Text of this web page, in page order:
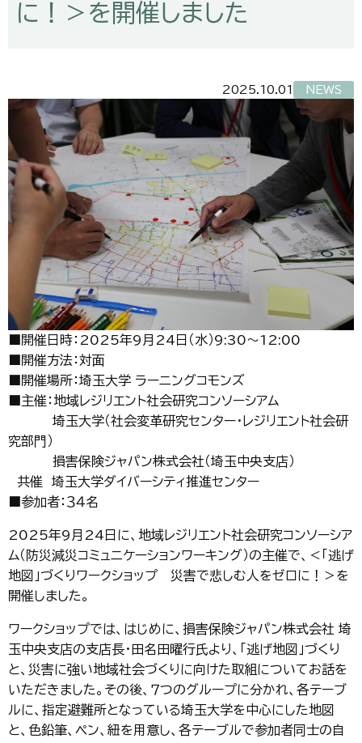
に！＞を開催しました
2025.10.01 NEWS
■開催日時：2025年9月24日（水）9:30～12:00
■開催方法：対面
■開催場所：埼玉大学 ラーニングコモンズ
■主催：地域レジリエント社会研究コンソーシアム
埼玉大学（社会変革研究センター・レジリエント社会研
究部門）
損害保険ジャパン株式会社（埼玉中央支店）
共催 埼玉大学ダイバーシティ推進センター
■参加者：３４名
2025年9月24日に、地域レジリエント社会研究コンソーシア
ム（防災減災コミュニケーションワーキング）の主催で、＜「逃げ
地図」づくりワークショップ 災害で悲しむ人をゼロに！＞を
開催しました。
ワークショップでは、はじめに、損害保険ジャパン株式会社 埼
玉中央支店の支店長・田名田曜行氏より、「逃げ地図」づくり
と、災害に強い地域社会づくりに向けた取組についてお話を
いただきました。その後、７つのグループに分かれ、各テーブ
ルに、指定避難所となっている埼玉大学を中心にした地図
と、色鉛筆、ペン、紐を用意し、各テーブルで参加者同士の自